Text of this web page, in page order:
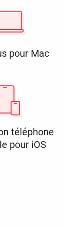
pour Mac
téléphone
pour iOS